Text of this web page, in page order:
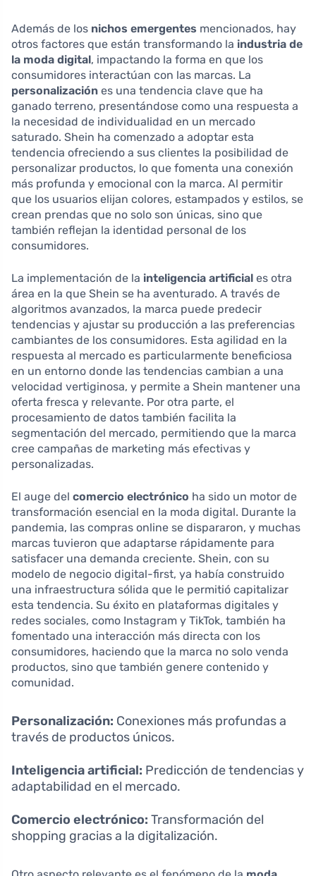
Además de los nichos emergentes mencionados, hay
otros factores que están transformando la industria de
la moda digital, impactando la forma en que los
consumidores interactúan con las marcas. La
personalización es una tendencia clave que ha
ganado terreno, presentándose como una respuesta a
la necesidad de individualidad en un mercado
saturado. Shein ha comenzado a adoptar esta
tendencia ofreciendo a sus clientes la posibilidad de
personalizar productos, lo que fomenta una conexión
más profunda y emocional con la marca. Al permitir
que los usuarios elijan colores, estampados y estilos, se
crean prendas que no solo son únicas, sino que
también reflejan la identidad personal de los
consumidores.
La implementación de la inteligencia artificial es otra
área en la que Shein se ha aventurado. A través de
algoritmos avanzados, la marca puede predecir
tendencias y ajustar su producción a las preferencias
cambiantes de los consumidores. Esta agilidad en la
respuesta al mercado es particularmente beneficiosa
en un entorno donde las tendencias cambian a una
velocidad vertiginosa, y permite a Shein mantener una
oferta fresca y relevante. Por otra parte, el
procesamiento de datos también facilita la
segmentación del mercado, permitiendo que la marca
cree campañas de marketing más efectivas y
personalizadas.
El auge del comercio electrónico ha sido un motor de
transformación esencial en la moda digital. Durante la
pandemia, las compras online se dispararon, y muchas
marcas tuvieron que adaptarse rápidamente para
satisfacer una demanda creciente. Shein, con su
modelo de negocio digital-first, ya había construido
una infraestructura sólida que le permitió capitalizar
esta tendencia. Su éxito en plataformas digitales y
redes sociales, como Instagram y TikTok, también ha
fomentado una interacción más directa con los
consumidores, haciendo que la marca no solo venda
productos, sino que también genere contenido y
comunidad.
Personalización: Conexiones más profundas a
través de productos únicos.
Inteligencia artificial: Predicción de tendencias y
adaptabilidad en el mercado.
Comercio electrónico: Transformación del
shopping gracias a la digitalización.